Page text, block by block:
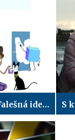
V digitálním světě: Falešná identita S